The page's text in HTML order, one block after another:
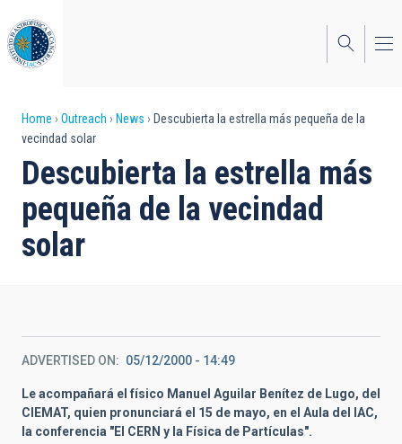
to
main
content
Breadcrumb
Home Outreach News
Descubierta la estrella más pequeña de la
vecindad solar
Descubierta la estrella más
pequeña de la vecindad
solar
ADVERTISED ON 05/12/2000 - 14:49
Le acompañará el físico Manuel Aguilar Benítez de Lugo, del
CIEMAT, quien pronunciará el 15 de mayo, en el Aula del IAC,
la conferencia "El CERN y la Física de Partículas".